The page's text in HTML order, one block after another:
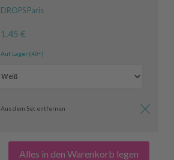
DROPS Paris
1.45 €
Auf Lager (40+)
Aus dem Set entfernen
Alles in den Warenkorb legen